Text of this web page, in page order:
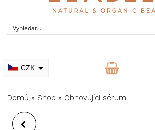
ELABELA Beauty Kvalitní
CZK
Domů » Shop » Obnovující sérum